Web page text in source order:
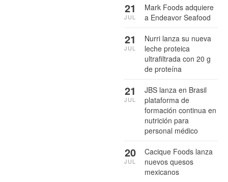
Mark Foods adquiere
a Endeavor Seafood
21
JUL
Nurri lanza su nueva
leche proteica
ultrafiltrada con 20 g
de proteína
21
JUL
JBS lanza en Brasil
plataforma de
formación continua en
nutrición para
personal médico
21
JUL
Cacique Foods lanza
nuevos quesos
mexicanos
20
JUL